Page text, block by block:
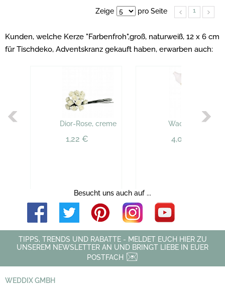
Zeige pro Seite 1
Kunden, welche Kerze "Farbenfroh",groß, naturweiß, 12 x 6 cm
für Tischdeko, Adventskranz gekauft haben, erwarben auch:
Dior-Rose, creme
1,22 €
Wachsstift, gold
4,09 €
Besucht uns auch auf ...
TIPPS, TRENDS UND RABATTE - MELDET EUCH HIER ZU
UNSEREM NEWSLETTER AN UND BRINGT LIEBE IN EUER
POSTFACH
WEDDIX GMBH